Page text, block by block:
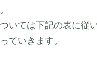
いては下記の表に従
ていきます。